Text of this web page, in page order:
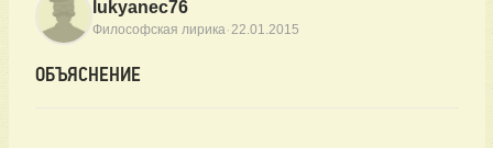
lukyanec76
Философская лирика·22.01.2015
ОБЪЯСНЕНИЕ